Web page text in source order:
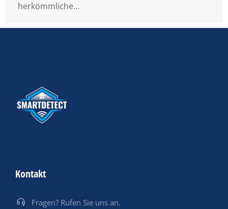
herkömmliche…
Kontakt
Fragen? Rufen Sie uns an.